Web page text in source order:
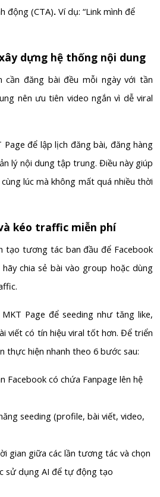
động (CTA). Ví dụ: “Link mình để
dựng hệ thống nội dung
đăng bài đều mỗi ngày với tần
nên ưu tiên video ngắn vì dễ viral
để lập lịch đăng bài, đăng hàng
lý nội dung tập trung. Điều này giúp
lúc mà không mất quá nhiều thời
kéo traffic miễn phí
tạo tương tác ban đầu để Facebook
chia sẻ bài vào group hoặc dùng
Page để seeding như tăng like,
viết có tín hiệu viral tốt hơn. Để triển
thực hiện nhanh theo 6 bước sau:
Facebook có chứa Fanpage lên hệ
seeding (profile, bài viết, video,
gian giữa các lần tương tác và chọn
sử dụng AI để tự động tạo